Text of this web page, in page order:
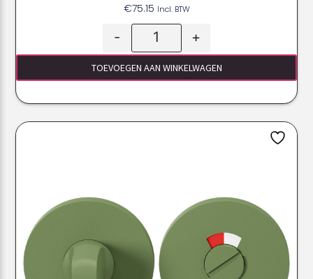
€75.15 Incl. BTW
- +
TOEVOEGEN AAN WINKELWAGEN